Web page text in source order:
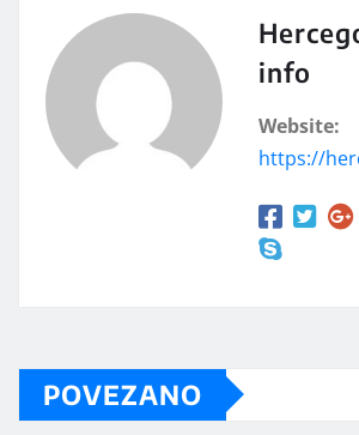
info
Website:
https://
POVEZANO